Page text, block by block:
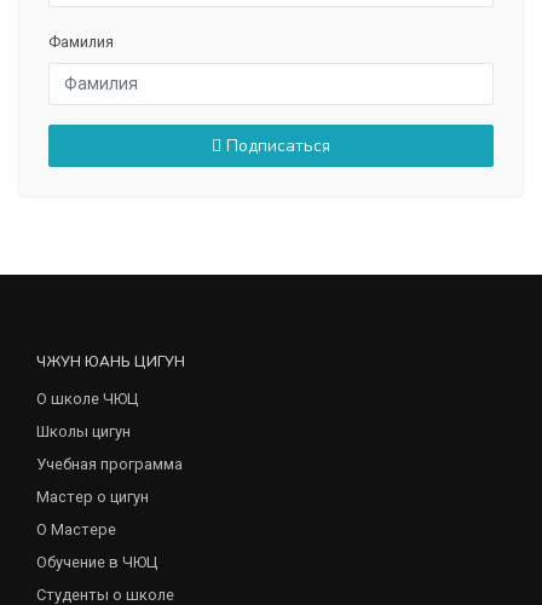
Фамилия
Подписаться
ЧЖУН ЮАНЬ ЦИГУН
О школе ЧЮЦ
Школы цигун
Учебная программа
Мастер о цигун
О Мастере
Обучение в ЧЮЦ
Студенты о школе